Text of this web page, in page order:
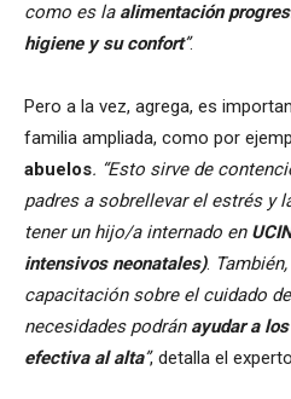
como es la alimentación
higiene y su confort”.
Pero a la vez, agrega, es
familia ampliada, como por
abuelos. “Esto sirve de
padres a sobrellevar el estrés y
tener un hijo/a internado en
intensivos neonatales).
capacitación sobre el cuidado
necesidades podrán ayudar a
efectiva al alta”, detalla el